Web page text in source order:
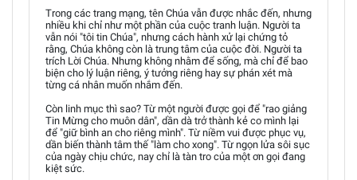
Trong các trang mạng, tên Chúa vẫn được nhắc đến, nhưng
nhiều khi chỉ như một phần của cuộc tranh luận. Người ta
vẫn nói "tôi tin Chúa", nhưng cách hành xử lại chứng tỏ
rằng, Chúa không còn là trung tâm của cuộc đời. Người ta
trích Lời Chúa. Nhưng không nhằm để sống, mà chỉ để bao
biện cho lý luận riêng, ý tưởng riêng hay sự phán xét mà
từng cá nhân muốn nhắm đến.
Còn linh mục thì sao? Từ một người được gọi để "rao giảng
Tin Mừng cho muôn dân", dần dà trở thành kẻ co mình lại
để "giữ bình an cho riêng mình". Từ niềm vui được phục vụ,
dần biến thành tâm thế "làm cho xong". Từ ngọn lửa sôi sục
của ngày chịu chức, nay chỉ là tàn tro của một ơn gọi đang
kiệt sức.